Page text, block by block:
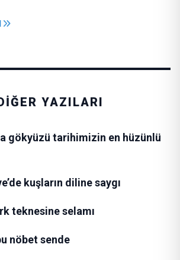
YAZILARI
gökyüzü tarihimizin en hüzünlü
kuşların diline saygı
teknesine selamı
nöbet sende